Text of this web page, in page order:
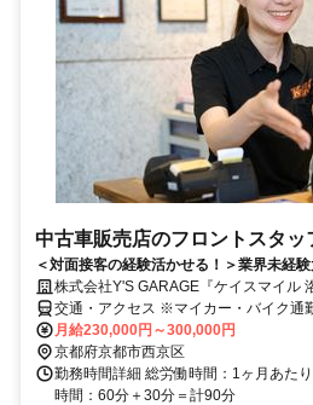
中古車販売店のフロントスタ
＜対面接客の経験活かせる！＞業界未経験
株式会社Y'S GARAGE『ケイスマイル
交通・アクセス ※マイカー・バイク通
月給230,000円～300,000円
京都府京都市西京区
勤務時間詳細 総労働時間：1ヶ月あた
時間：60分＋30分＝計90分